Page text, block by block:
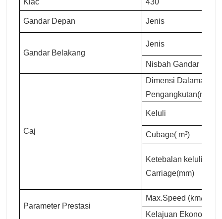
Gandar Depan Jenis
Gandar Belakang
Jenis
Nisbah Gandar
Caj
Dimensi Dalaman
Pengangkutan(mm)
Keluli
Cubage( m³)
Ketebalan keluli
Carriage(mm)
Parameter Prestasi
Max.Speed (km/j)
Kelajuan Ekonomi